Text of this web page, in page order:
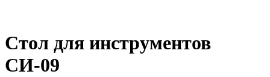
Стол для инструментов
СИ-09